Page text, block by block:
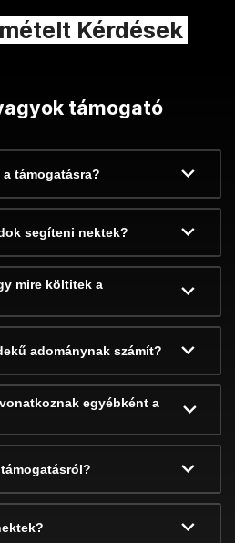
Kérdések
támogató
támogatásra?
segíteni nektek?
mire költitek a
adománynak számít?
egyébként a